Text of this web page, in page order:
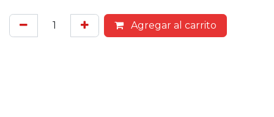
Agregar al carrito